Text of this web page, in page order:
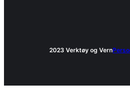
2023 Verktøy og Vern